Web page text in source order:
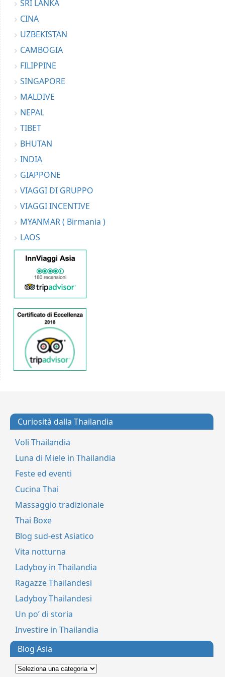
SRI LANKA
CINA
UZBEKISTAN
CAMBOGIA
FILIPPINE
SINGAPORE
MALDIVE
NEPAL
TIBET
BHUTAN
INDIA
GIAPPONE
VIAGGI DI GRUPPO
VIAGGI INCENTIVE
MYANMAR ( Birmania )
LAOS
Curiosità dalla Thailandia
Voli Thailandia
Luna di Miele in Thailandia
Feste ed eventi
Cucina Thai
Massaggio tradizionale
Thai Boxe
Blog sud-est Asiatico
Vita notturna
Ladyboy in Thailandia
Ragazze Thailandesi
Ladyboy Thailandesi
Un po’ di storia
Investire in Thailandia
Blog Asia